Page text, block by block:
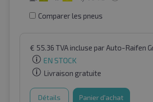
Comparer les pneus
€ 55.36 TVA incluse par Auto-Raifen
EN STOCK
Livraison gratuite
Détails Panier d'achat